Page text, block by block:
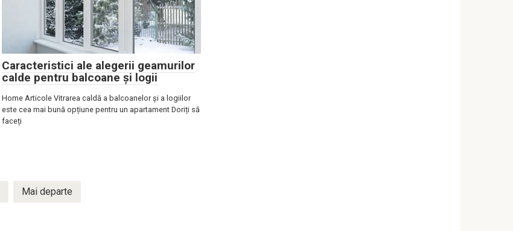
Caracteristici ale alegerii geamurilor
calde pentru balcoane și logii
Home Articole Vitrarea caldă a balcoanelor și a logiilor
este cea mai bună opțiune pentru un apartament Doriți să
faceți
Mai departe